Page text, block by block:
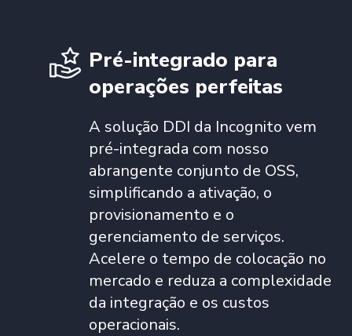
Pré-integrado para
operações perfeitas
A solução DDI da Incognito vem
pré-integrada com nosso
abrangente conjunto de OSS,
simplificando a ativação, o
provisionamento e o
gerenciamento de serviços.
Acelere o tempo de colocação no
mercado e reduza a complexidade
da integração e os custos
operacionais.